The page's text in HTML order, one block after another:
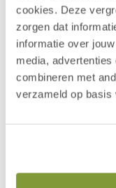
cookies. Deze
zorgen dat
informatie over
media,
combineren met
verzameld op basis